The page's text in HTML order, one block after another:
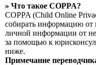
» Что такое COPPA?
COPPA (Child Online
собирать информацию от
личной информации от
за помощью к
ниже.
Примечание